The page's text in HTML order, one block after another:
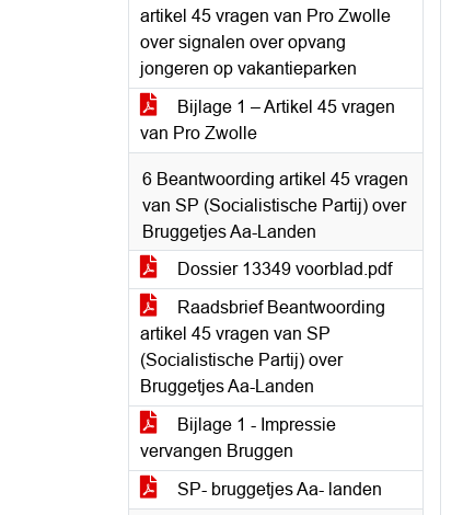
artikel 45 vragen van Pro Zwolle
over signalen over opvang
jongeren op vakantieparken
Bijlage 1 – Artikel 45 vragen
van Pro Zwolle
6 Beantwoording artikel 45 vragen
van SP (Socialistische Partij) over
Bruggetjes Aa-Landen
Dossier 13349 voorblad.pdf
Raadsbrief Beantwoording
artikel 45 vragen van SP
(Socialistische Partij) over
Bruggetjes Aa-Landen
Bijlage 1 - Impressie
vervangen Bruggen
SP- bruggetjes Aa- landen